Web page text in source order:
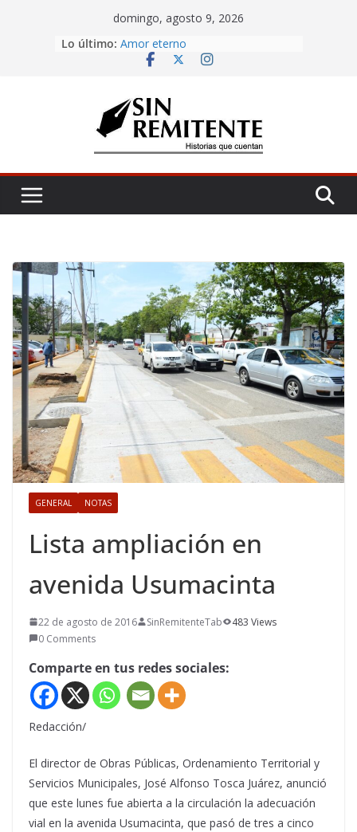
domingo, agosto 9, 2026
Lo último:
Misa de 12
Amor eterno
Rosetta
GENERAL NOTAS
Lista ampliación en
avenida Usumacinta
22 de agosto de 2016 SinRemitenteTab
483 Views
0 Comments
Comparte en tus redes sociales:
Redacción/
El director de Obras Públicas, Ordenamiento Territorial y
Servicios Municipales, José Alfonso Tosca Juárez, anunció
que este lunes fue abierta a la circulación la adecuación
vial en la avenida Usumacinta, que pasó de tres a cinco